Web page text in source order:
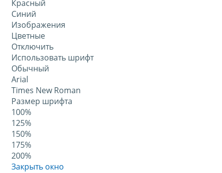
Красный
Синий
Изображения
Цветные
Отключить
Использовать шрифт
Обычный
Arial
Times New Roman
Размер шрифта
100%
125%
150%
175%
200%
Закрыть окно